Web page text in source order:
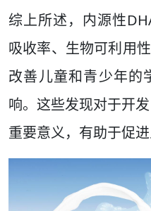
综上所述，内源性
吸收率、生物可利用
改善儿童和青少年的
响。这些发现对于开
重要意义，有助于促